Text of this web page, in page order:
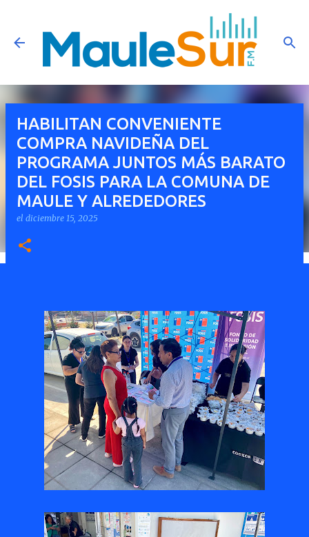
Ir al contenido principal
HABILITAN CONVENIENTE
COMPRA NAVIDEÑA DEL
PROGRAMA JUNTOS MÁS BARATO
DEL FOSIS PARA LA COMUNA DE
MAULE Y ALREDEDORES
el diciembre 15, 2025